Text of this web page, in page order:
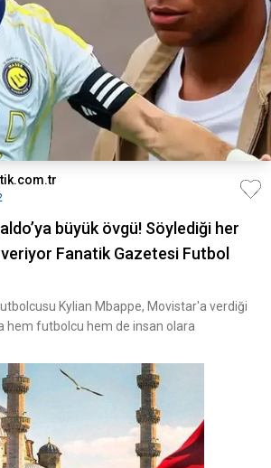
büyük övgü! Söylediği her
Fanatik Gazetesi Futbol
Kylian Mbappe, Movistar'a verdiği
hem futbolcu hem de insan olara